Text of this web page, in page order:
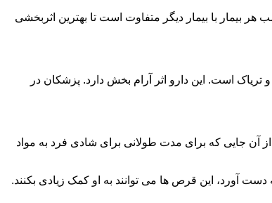
بیمار با بیمار دیگر متفاوت است تا بهترین اثربخشی
است. این دارو اثر آرام بخش دارد. پزشکان در
جایی که برای مدت طولانی برای شادی فرد به مواد
آورد، این قرص ها می توانند به او کمک زیادی بکنند.